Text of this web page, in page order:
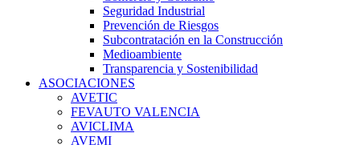
Seguridad Industrial
Prevención de Riesgos
Subcontratación en la Construcción
Medioambiente
Transparencia y Sostenibilidad
ASOCIACIONES
AVETIC
FEVAUTO VALENCIA
AVICLIMA
AVEMI